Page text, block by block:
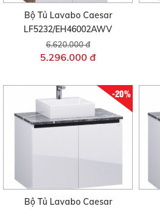
Bộ Tủ Lavabo Caesar
LF5232/EH46002AWV
6.620.000 đ
5.296.000 đ
-20%
Bộ Tủ Lavabo Caesar